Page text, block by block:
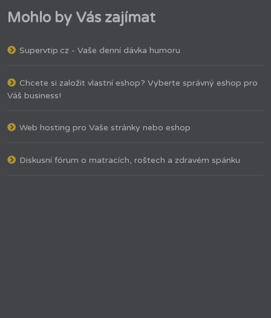
Mohlo by Vás zajímat
Supervtip.cz - Vaše denní dávka humoru
Chcete si založit vlastní eshop? Vyberte správný eshop pro
Váš business!
Web hosting pro Vaše stránky nebo eshop
Diskusní fórum o matracích, roštech a zdravém spánku